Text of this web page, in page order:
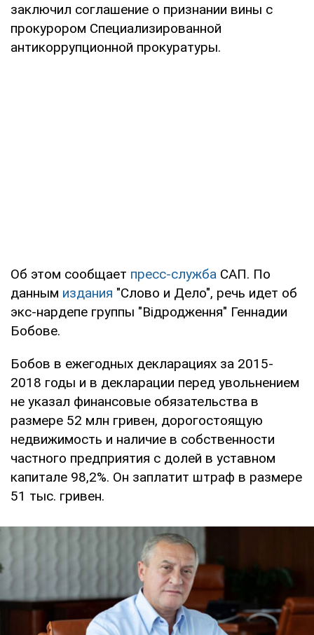
заключил соглашение о признании вины с
прокурором Специализированной
антикоррупционной прокуратуры.
Об этом сообщает пресс-служба САП. По
данным издания "Слово и Дело", речь идет об
экс-нардепе группы "Відродження" Геннадии
Бобове.
Бобов в ежегодных декларациях за 2015-
2018 годы и в декларации перед увольнением
не указал финансовые обязательства в
размере 52 млн гривен, дорогостоящую
недвижимость и наличие в собственности
частного предприятия с долей в уставном
капитале 98,2%. Он заплатит штраф в размере
51 тыс. гривен.